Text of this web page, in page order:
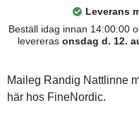
Leverans
Beställ idag innan 14:00:00
levereras onsdag d. 12.
Maileg Randig Nattlinne
här hos FineNordic.